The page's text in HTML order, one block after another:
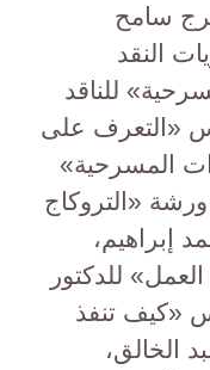
سامح
النقد
للناقد
«التعرف على
المسرحية»
«التروكاج
إبراهيم،
للدكتور
«كيف تنفذ
الخالق،